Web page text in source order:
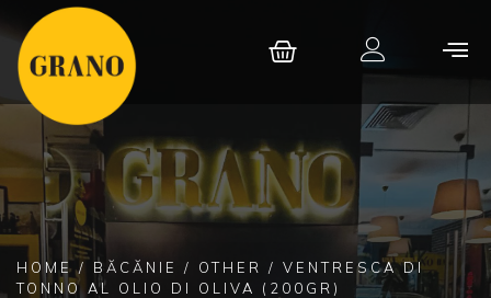
HOME / BĂCĂNIE / OTHER
/ VENTRESCA DI
TONNO AL OLIO DI OLIVA (200GR)